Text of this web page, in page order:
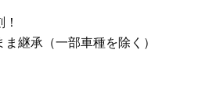
継承（一部車種を除く）